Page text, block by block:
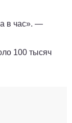
в час». —
100 тысяч